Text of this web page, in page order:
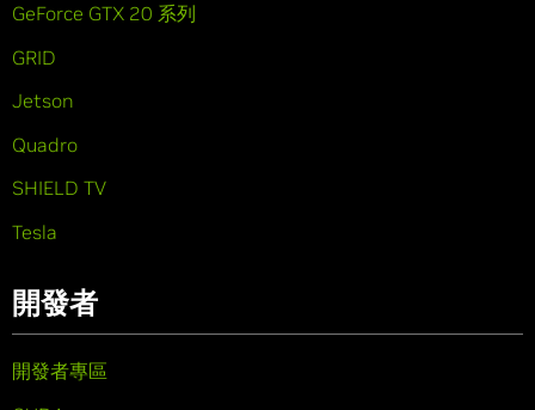
GeForce GTX 20 系列
GRID
Jetson
Quadro
SHIELD TV
Tesla
開發者
開發者專區